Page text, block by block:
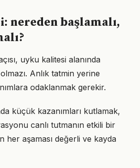
nereden başlamalı,
uyku kalitesi alanında
Anlık tatmin yerine
odaklanmak gerekir.
küçük kazanımları kutlamak,
canlı tutmanın etkili bir
her aşaması değerli ve kayda